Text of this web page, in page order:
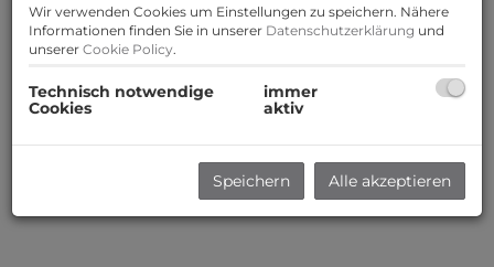
Wir verwenden Cookies um Einstellungen zu speichern. Nähere
Informationen finden Sie in unserer Datenschutzerklärung und
unserer Cookie Policy.
Technisch notwendige
Cookies
immer
aktiv
Speichern Alle akzeptieren